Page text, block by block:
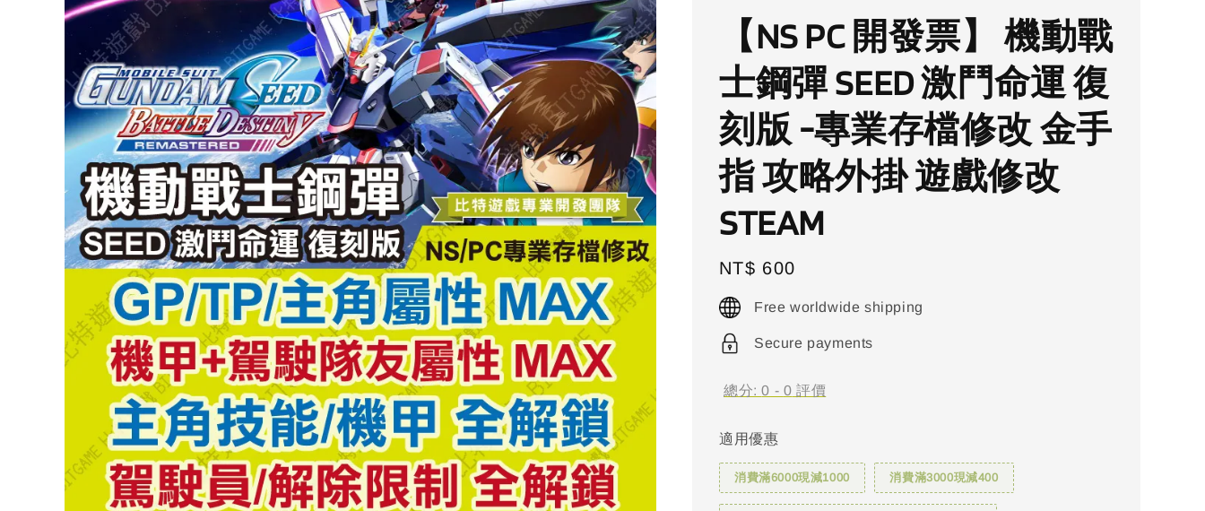
【NS PC 開發票】 機動戰
士鋼彈 SEED 激鬥命運 復
刻版 -專業存檔修改 金手
指 攻略外掛 遊戲修改
STEAM
Regular
price
NT$ 600
Free worldwide shipping
Secure payments
總分:0 - 0 評價
適用優惠
消費滿6000現減1000 消費滿3000現減400